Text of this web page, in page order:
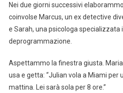
Nei due giorni successivi
coinvolse Marcus, un ex detective
e Sarah, una psicologa specializzata
deprogrammazione.
Aspettammo la finestra giusta.
usa e getta: “Julian vola a Miami per
mattina. Lei sarà sola per 8 ore.”